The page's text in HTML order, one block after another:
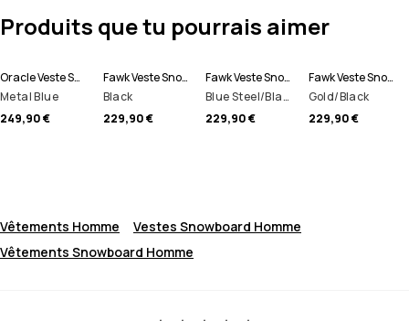
Produits que tu pourrais aimer
Oracle Veste Snowboard Men
Metal Blue
249,90 €
Fawk Veste Snowboard Men
Black
229,90 €
Fawk Veste Snowboard Men
Blue Steel/Black
229,90 €
Fawk Veste Snowboard Men
Gold/Black
229,90 €
Vêtements Homme
Vestes Snowboard Homme
Vêtements Snowboard Homme